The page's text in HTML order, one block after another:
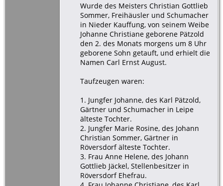
Wurde des Meisters Christian Gottlieb
Sommer, Freihäusler und Schumacher
in Nieder Kauffung, von seinem Weibe
Johanne Christiane geborene Pätzold
den 2. des Monats morgens um 8 Uhr
geborene Sohn getauft, und erhielt die
Namen Carl Ernst August.
Taufzeugen waren:
1. Jungfer Johanne, des Karl Pätzold,
Gärtner und Schumacher in Leipe
älteste Tochter.
2. Jungfer Marie Rosine, des Johann
Christian Sommer, Gärtner in
Röversdorf älteste Tochter.
3. Frau Anne Helene, des Johann
Gottlieb Jäckel, Stellenbesitzer in
Röversdorf Ehefrau.